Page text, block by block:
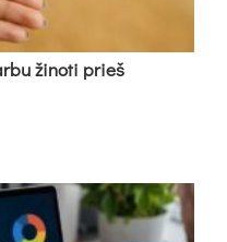
žinoti prieš